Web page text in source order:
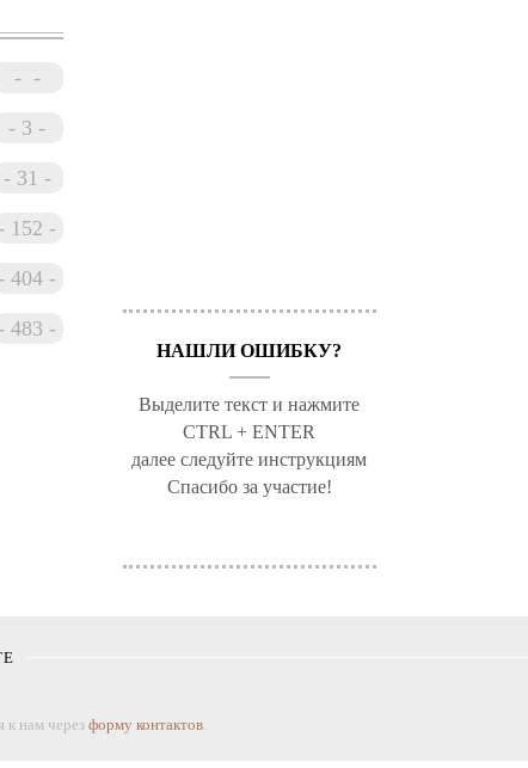
3
31
152
404
483
НАШЛИ ОШИБКУ?
Выделите текст и нажмите
CTRL + ENTER
далее следуйте инструкциям
Спасибо за участие!
нам черезформу контактов